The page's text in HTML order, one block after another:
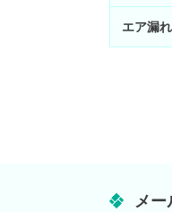
エア漏れ
メー